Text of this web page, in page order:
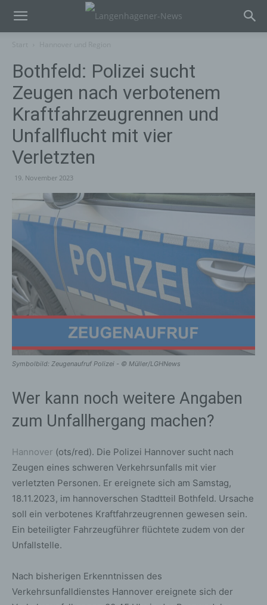
Bothfeld: Polizei sucht
Zeugen nach verbotenem
Kraftfahrzeugrennen und
Unfallflucht mit vier
Verletzten
19. November 2023
Symbolbild: Zeugenaufruf Polizei - © Müller/LGHNews
Wer kann noch weitere Angaben
zum Unfallhergang machen?
Hannover (ots/red). Die Polizei Hannover sucht nach
Zeugen eines schweren Verkehrsunfalls mit vier
verletzten Personen. Er ereignete sich am Samstag,
18.11.2023, im hannoverschen Stadtteil Bothfeld. Ursache
soll ein verbotenes Kraftfahrzeugrennen gewesen sein.
Ein beteiligter Fahrzeugführer flüchtete zudem von der
Unfallstelle.
Nach bisherigen Erkenntnissen des
Verkehrsunfalldienstes Hannover ereignete sich der